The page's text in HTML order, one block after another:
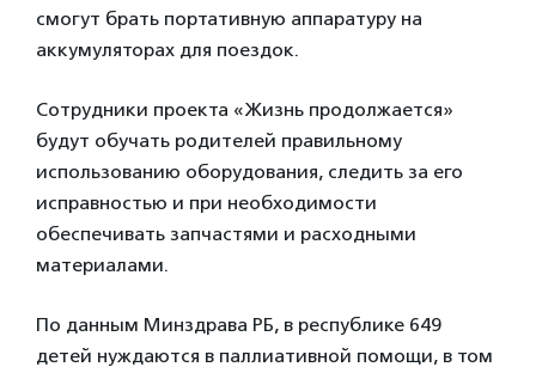
смогут брать портативную аппаратуру на
аккумуляторах для поездок.
Сотрудники проекта «Жизнь продолжается»
будут обучать родителей правильному
использованию оборудования, следить за его
исправностью и при необходимости
обеспечивать запчастями и расходными
материалами.
По данным Минздрава РБ, в республике 649
детей нуждаются в паллиативной помощи, в том